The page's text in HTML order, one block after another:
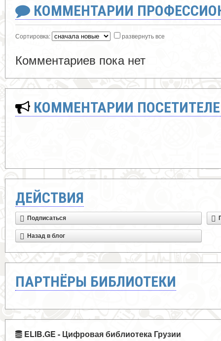
КОММЕНТАРИИ
Сортировка: развернуть все
Комментариев пока нет
КОММЕНТАРИИ
ДЕЙСТВИЯ
Подписаться
Назад в блог
ПАРТНЁРЫ БИБЛИОТЕКИ
ELIB.GE - Цифровая библиотека Грузии